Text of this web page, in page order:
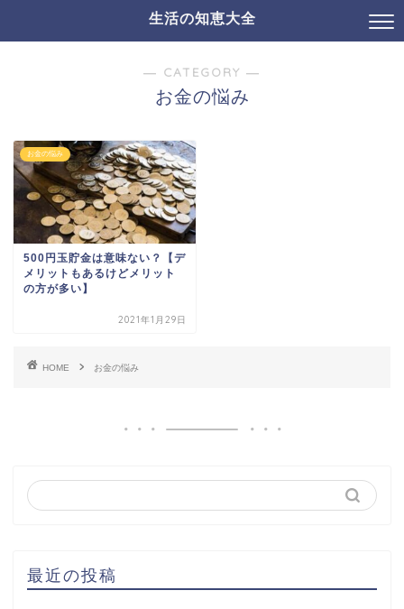
生活の知恵大全
― CATEGORY ―
お金の悩み
お金の悩み
500円玉貯金は意味ない？【デ
メリットもあるけどメリット
の方が多い】
2021年1月29日
HOME お金の悩み
最近の投稿